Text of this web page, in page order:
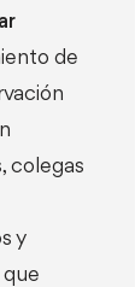
de
colegas
y
que